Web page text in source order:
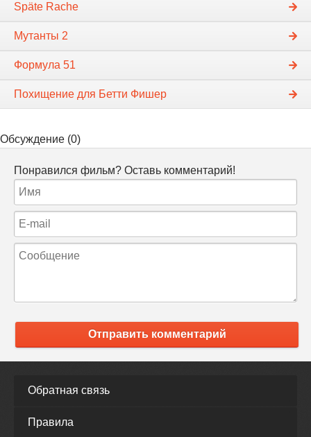
Späte Rache
Мутанты 2
Формула 51
Похищение для Бетти Фишер
Обсуждение (0)
Понравился фильм? Оставь комментарий!
Отправить комментарий
Обратная связь
Правила